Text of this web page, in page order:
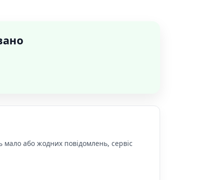
мало або жодних повідомлень, сервіс